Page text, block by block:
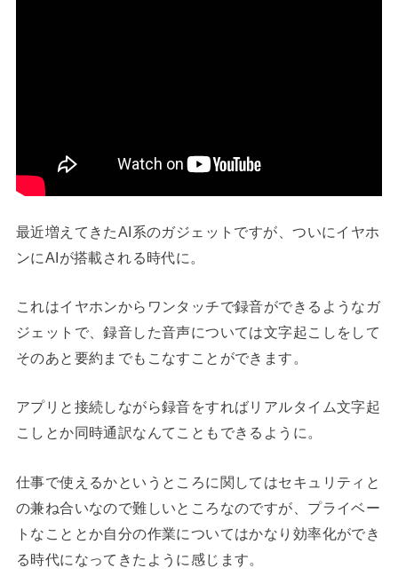
最近増えてきたAI系のガジェットですが、ついにイヤホ
ンにAIが搭載される時代に。
これはイヤホンからワンタッチで録音ができるようなガ
ジェットで、録音した音声については文字起こしをして
そのあと要約までもこなすことができます。
アプリと接続しながら録音をすればリアルタイム文字起
こしとか同時通訳なんてこともできるように。
仕事で使えるかというところに関してはセキュリティと
の兼ね合いなので難しいところなのですが、プライベー
トなこととか自分の作業についてはかなり効率化ができ
る時代になってきたように感じます。